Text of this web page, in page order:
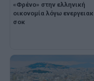
«Φρένο» στην ελληνική
οικονομία λόγω
σοκ